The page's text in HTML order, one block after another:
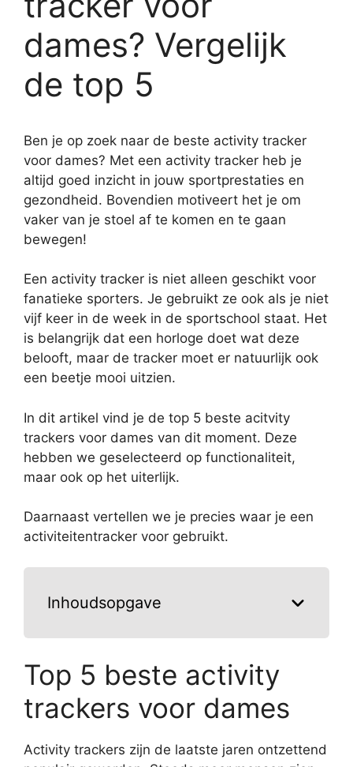
dames? Vergelijk
de top 5
Ben je op zoek naar de beste activity tracker
voor dames? Met een activity tracker heb je
altijd goed inzicht in jouw sportprestaties en
gezondheid. Bovendien motiveert het je om
vaker van je stoel af te komen en te gaan
bewegen!
Een activity tracker is niet alleen geschikt voor
fanatieke sporters. Je gebruikt ze ook als je niet
vijf keer in de week in de sportschool staat. Het
is belangrijk dat een horloge doet wat deze
belooft, maar de tracker moet er natuurlijk ook
een beetje mooi uitzien.
In dit artikel vind je de top 5 beste acitvity
trackers voor dames van dit moment. Deze
hebben we geselecteerd op functionaliteit,
maar ook op het uiterlijk.
Daarnaast vertellen we je precies waar je een
activiteitentracker voor gebruikt.
Inhoudsopgave
Top 5 beste activity
trackers voor dames
Activity trackers zijn de laatste jaren ontzettend